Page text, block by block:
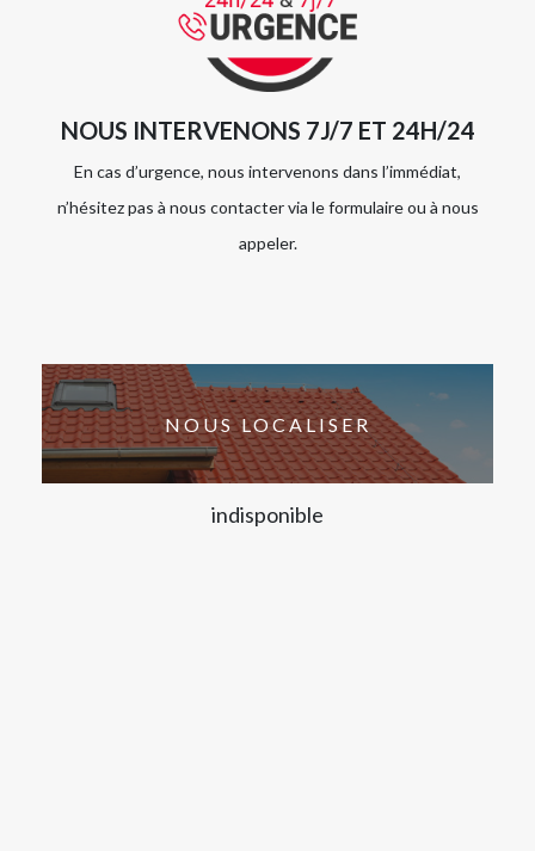
NOUS INTERVENONS 7J/7 ET 24H/24
En cas d’urgence, nous intervenons dans l’immédiat,
n’hésitez pas à nous contacter via le formulaire ou à nous
appeler.
NOUS LOCALISER
indisponible